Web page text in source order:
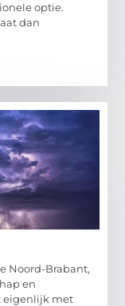
optie.
dan
Noord-Brabant,
en
eigenlijk met